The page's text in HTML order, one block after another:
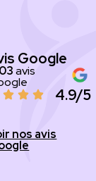
Google
avis
4.9/5
nos avis